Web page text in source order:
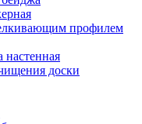
профилем
настенная
доски